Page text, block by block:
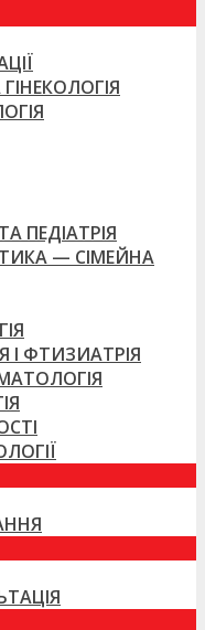
ПЕДІАТРІЯ
— СІМЕЙНА
І ФТИЗИАТРІЯ